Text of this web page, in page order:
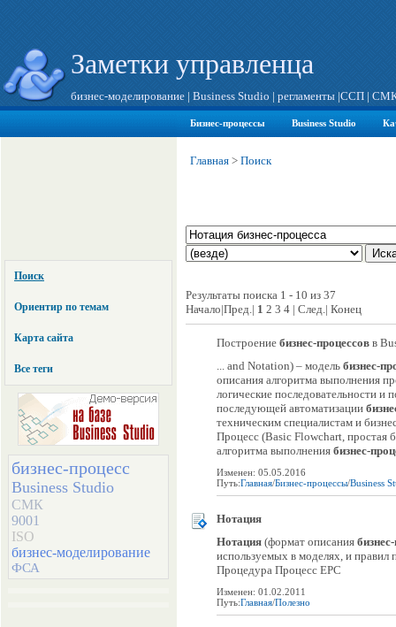
Заметки управленца
бизнес-моделирование | Business Studio | регламенты |ССП |
Бизнес-процессы Business Studio
Поиск
Ориентир по темам
Карта сайта
Все теги
бизнес-процесс
Business Studio
СМК
9001
ISO
бизнес-моделирование
ФСА
Главная > Поиск
Результаты поиска 1 - 10 из 37
Начало|Пред.| 1 2 3 4 | След.| Конец
Построение бизнес-процессов в
... and Notation) – модель бизнес-
описания алгоритма выполнения
логические последовательности и
последующей автоматизации
техническим специалистам и
Процесс (Basic Flowchart, простая
алгоритма выполнения бизнес-
Изменен: 05.05.2016
Путь:Главная/Бизнес-процессы/Business
Нотация
Нотация (формат описания
используемых в моделях, и
Процедура Процесс EPC
Изменен: 01.02.2011
Путь:Главная/Полезно